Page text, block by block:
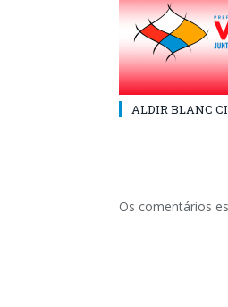
ALDIR BLANC
Os comentários